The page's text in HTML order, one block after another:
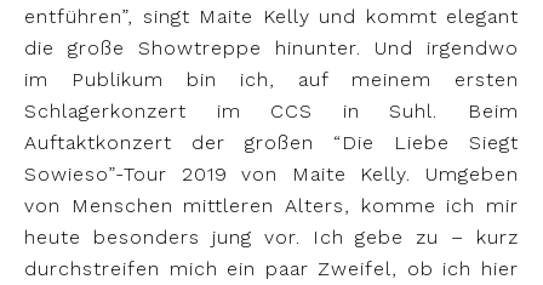
entführen”, singt Maite Kelly und kommt elegant
die große Showtreppe hinunter. Und irgendwo
im Publikum bin ich, auf meinem ersten
Schlagerkonzert im CCS in Suhl. Beim
Auftaktkonzert der großen “Die Liebe Siegt
Sowieso”-Tour 2019 von Maite Kelly. Umgeben
von Menschen mittleren Alters, komme ich mir
heute besonders jung vor. Ich gebe zu – kurz
durchstreifen mich ein paar Zweifel, ob ich hier